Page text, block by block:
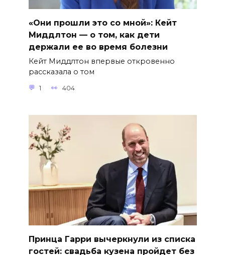
«Они прошли это со мной»: Кейт
Миддлтон — о том, как дети
держали ее во время болезни
Кейт Миддлтон впервые откровенно
рассказала о том
1 404
Принца Гарри вычеркнули из списка
гостей: свадьба кузена пройдет без